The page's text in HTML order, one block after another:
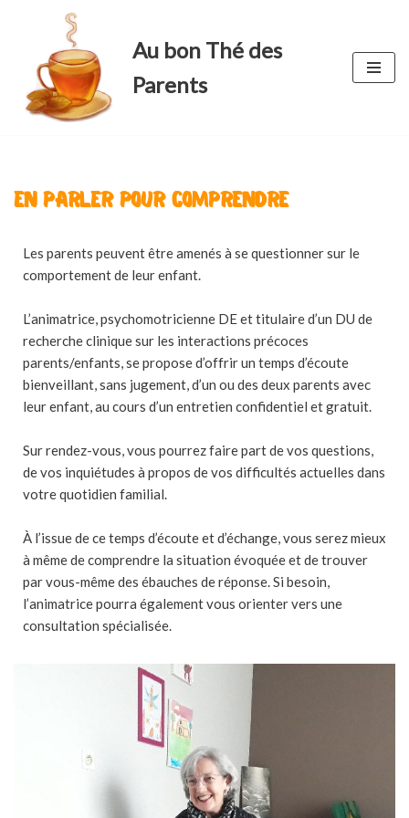
contenu
Au bon Thé des
Parents
En parler pour comprendre
Les parents peuvent être amenés à se questionner sur le
comportement de leur enfant.
L’animatrice, psychomotricienne DE et titulaire d’un DU de
recherche clinique sur les interactions précoces
parents/enfants, se propose d’offrir un temps d’écoute
bienveillant, sans jugement, d’un ou des deux parents avec
leur enfant, au cours d’un entretien confidentiel et gratuit.
Sur rendez-vous, vous pourrez faire part de vos questions,
de vos inquiétudes à propos de vos difficultés actuelles dans
votre quotidien familial.
À l’issue de ce temps d’écoute et d’échange, vous serez mieux
à même de comprendre la situation évoquée et de trouver
par vous-même des ébauches de réponse. Si besoin,
l’animatrice pourra également vous orienter vers une
consultation spécialisée.